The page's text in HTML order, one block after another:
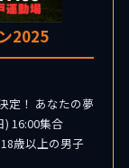
2025
定！ あなたの夢
16:00集合
歳以上の男子